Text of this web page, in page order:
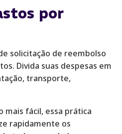
por
solicitação de reembolso
Divida suas despesas em
transporte,
mais fácil, essa prática
rapidamente os